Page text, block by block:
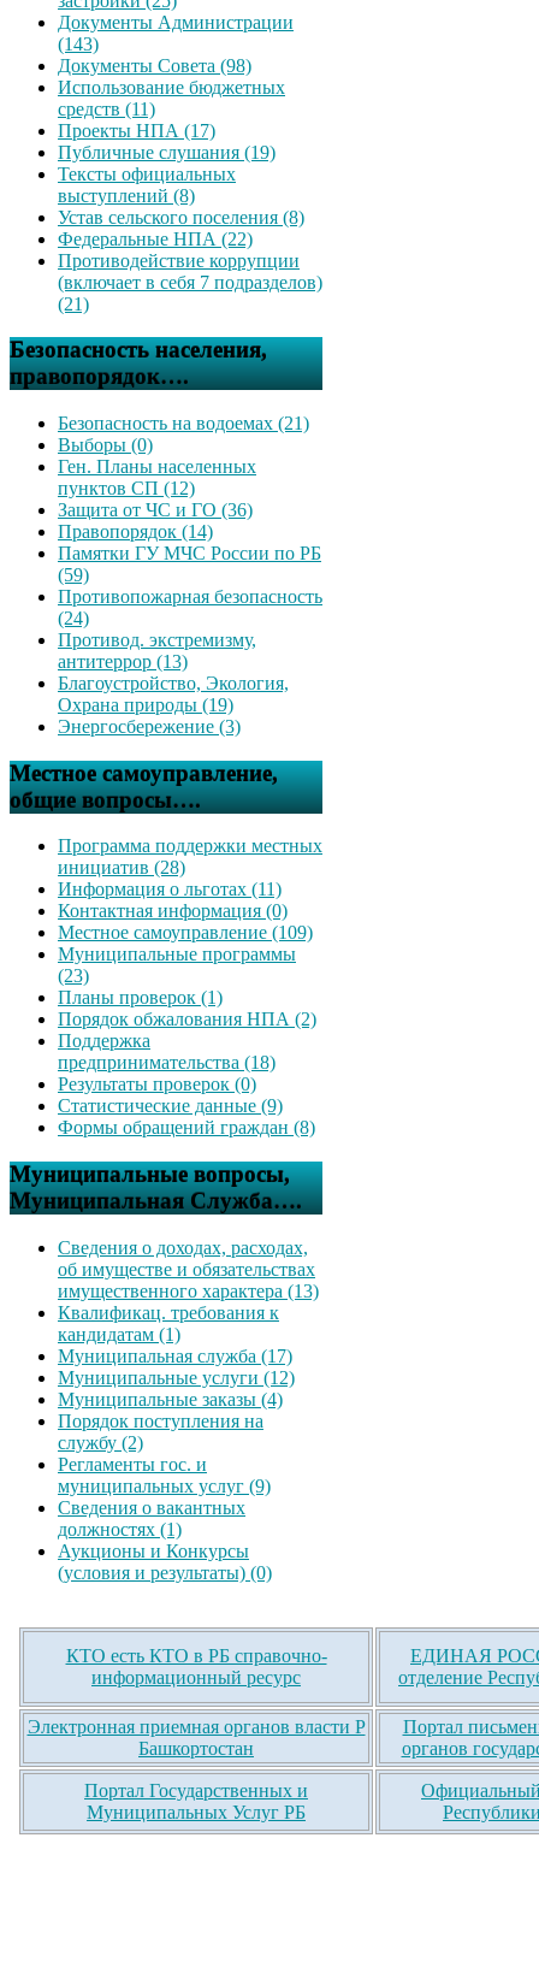
Документы Администрации
(143)
Документы Совета (98)
Использование бюджетных
средств (11)
Проекты НПА (17)
Публичные слушания (19)
Тексты официальных
выступлений (8)
Устав сельского поселения (8)
Федеральные НПА (22)
Противодействие коррупции
(включает в себя 7 подразделов)
(21)
Безопасность населения,
правопорядок….
Безопасность на водоемах (21)
Выборы (0)
Ген. Планы населенных
пунктов СП (12)
Защита от ЧС и ГО (36)
Правопорядок (14)
Памятки ГУ МЧС России по РБ
(59)
Противопожарная безопасность
(24)
Противод. экстремизму,
антитеррор (13)
Благоустройство, Экология,
Охрана природы (19)
Энергосбережение (3)
Местное самоуправление,
общие вопросы….
Программа поддержки местных
инициатив (28)
Информация о льготах (11)
Контактная информация (0)
Местное самоуправление (109)
Муниципальные программы
(23)
Планы проверок (1)
Порядок обжалования НПА (2)
Поддержка
предпринимательства (18)
Результаты проверок (0)
Статистические данные (9)
Формы обращений граждан (8)
Муниципальные вопросы,
Муниципальная Служба….
Сведения о доходах, расходах,
об имуществе и обязательствах
имущественного характера (13)
Квалификац. требования к
кандидатам (1)
Муниципальная служба (17)
Муниципальные услуги (12)
Муниципальные заказы (4)
Порядок поступления на
службу (2)
Регламенты гос. и
муниципальных услуг (9)
Сведения о вакантных
должностях (1)
Аукционы и Конкурсы
(условия и результаты) (0)
КТО есть КТО в РБ справочно-
информационный ресурс
ЕДИНАЯ
отделение
Электронная приемная органов власти Р
Башкортостан
Портал
органов
Портал Государственных и
Муниципальных Услуг РБ
Официальный